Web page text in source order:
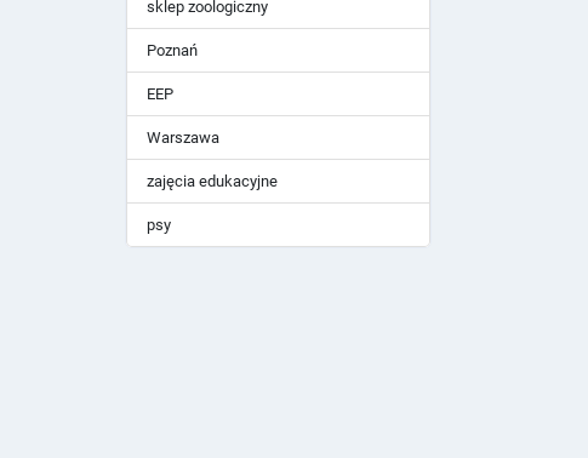
sklep zoologiczny
Poznań
EEP
Warszawa
zajęcia edukacyjne
psy